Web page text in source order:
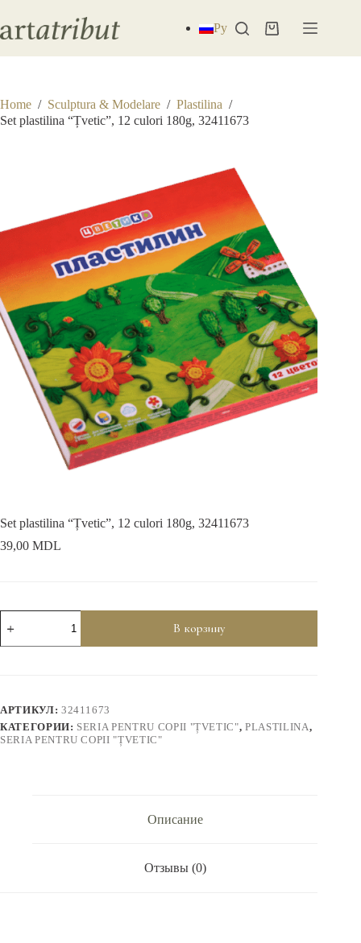
content
Ру
Shopping
Home / Sculptura & Modelare / Plastilina /
Set plastilina “Țvetic”, 12 culori 180g, 32411673
Set plastilina “Țvetic”, 12 culori 180g, 32411673
39,00 MDL
товара
Set
180g,
32411673
В корзину
АРТИКУЛ: 32411673
КАТЕГОРИИ: SERIA PENTRU COPII "ȚVETIC",PLASTILINA,
SERIA PENTRU COPII "ȚVETIC"
Описание
Отзывы (0)